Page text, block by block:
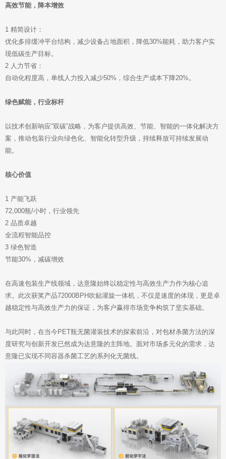
高效节能，降本增效
1 精简设计：
优化多排缓冲平台结构，减少设备占地面积，降低30%能耗，助力客户实
现低碳生产目标。
2 人力节省：
自动化程度高，单线人力投入减少50%，综合生产成本下降20%。
绿色赋能，行业标杆
以技术创新响应“双碳”战略，为客户提供高效、节能、智能的一体化解决方
案，推动包装行业向绿色化、智能化转型升级，持续释放可持续发展动
能。
核心价值
1 产能飞跃
72,000瓶/小时，行业领先
2 品质卓越
全流程智能品控
3 绿色智造
节能30%，减碳增效
在高速包装生产线领域，达意隆始终以稳定性与高效生产力作为核心追
求。此次获奖产品72000BPH吹贴灌旋一体机，不仅是速度的体现，更是卓
越稳定性与高效生产力的保证，为客户赢得市场竞争构筑了坚实基础。
与此同时，在当今PET瓶无菌灌装技术的探索前沿，对包材杀菌方法的深
度研究与创新开发已然成为达意隆的主阵地。面对市场多元化的需求，达
意隆已实现不同容器杀菌工艺的系列化无菌线。